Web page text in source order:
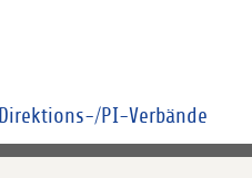
Direktions-/PI-Verbände